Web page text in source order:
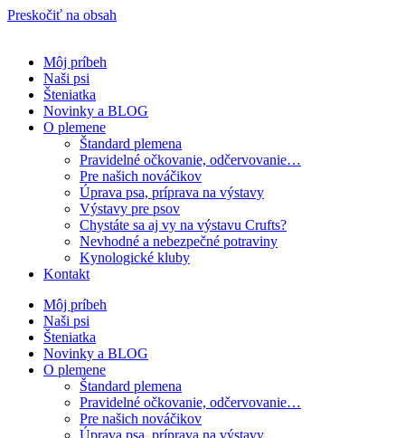
Preskočiť na obsah
Môj príbeh
Naši psi
Šteniatka
Novinky a BLOG
O plemene
Štandard plemena
Pravidelné očkovanie, odčervovanie…
Pre našich nováčikov
Úprava psa, príprava na výstavy
Výstavy pre psov
Chystáte sa aj vy na výstavu Crufts?
Nevhodné a nebezpečné potraviny
Kynologické kluby
Kontakt
Môj príbeh
Naši psi
Šteniatka
Novinky a BLOG
O plemene
Štandard plemena
Pravidelné očkovanie, odčervovanie…
Pre našich nováčikov
Úprava psa, príprava na výstavy